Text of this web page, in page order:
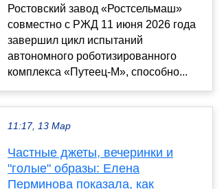
Ростовский завод «Ростсельмаш»
совместно с РЖД 11 июня 2026 года
завершил цикл испытаний
автономного роботизированного
комплекса «Путеец-М», способно...
11:17, 13 Мар
Частные джеты, вечеринки и
"голые" образы: Елена
Перминова показала, как